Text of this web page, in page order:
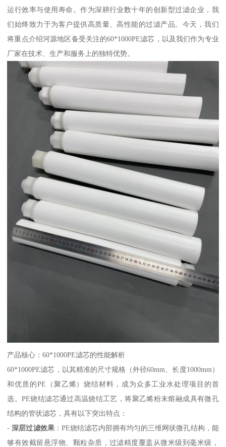
运行效率与使用寿命。作为深耕行业数十年的创新型过滤企业，我
们始终致力于为客户提供高质量、高性能的过滤产品。今天，我们
将重点介绍河源地区备受关注的60*1000PE滤芯，以及我们作为专业
厂家在技术、生产和服务上的独特优势。
产品核心：60*1000PE滤芯的性能解析
60*1000PE滤芯，以其精准的尺寸规格（外径60mm、长度1000mm）
和优质的PE（聚乙烯）烧结材料，成为众多工业水处理项目的首
选。PE烧结滤芯通过高温烧结工艺，将聚乙烯粉末熔融成具有微孔
结构的管状滤芯，具有以下突出特点：
-深层过滤效果：PE烧结滤芯内部拥有均匀的三维网状微孔结构，能
够有效截留悬浮物、颗粒杂质，过滤精度覆盖从微米级到毫米级，